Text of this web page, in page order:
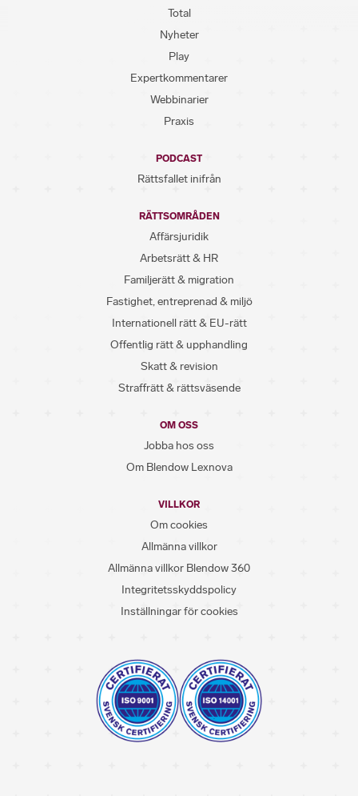
Total
Nyheter
Play
Expertkommentarer
Webbinarier
Praxis
PODCAST
Rättsfallet inifrån
RÄTTSOMRÅDEN
Affärsjuridik
Arbetsrätt & HR
Familjerätt & migration
Fastighet, entreprenad & miljö
Internationell rätt & EU-rätt
Offentlig rätt & upphandling
Skatt & revision
Straffrätt & rättsväsende
OM OSS
Jobba hos oss
Om Blendow Lexnova
VILLKOR
Om cookies
Allmänna villkor
Allmänna villkor Blendow 360
Integritetsskyddspolicy
Inställningar för cookies